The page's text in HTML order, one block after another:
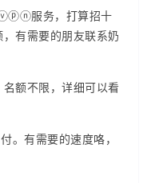
ⓥⓟⓝ服务，打算招十
有需要的朋友联系奶
额不限，详细可以看
有需要的速度咯，